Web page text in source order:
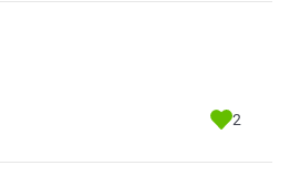
2